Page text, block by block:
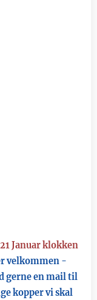
Januar klokken
velkommen -
gerne en mail til
kopper vi skal